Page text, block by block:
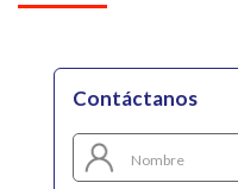
Contáctanos